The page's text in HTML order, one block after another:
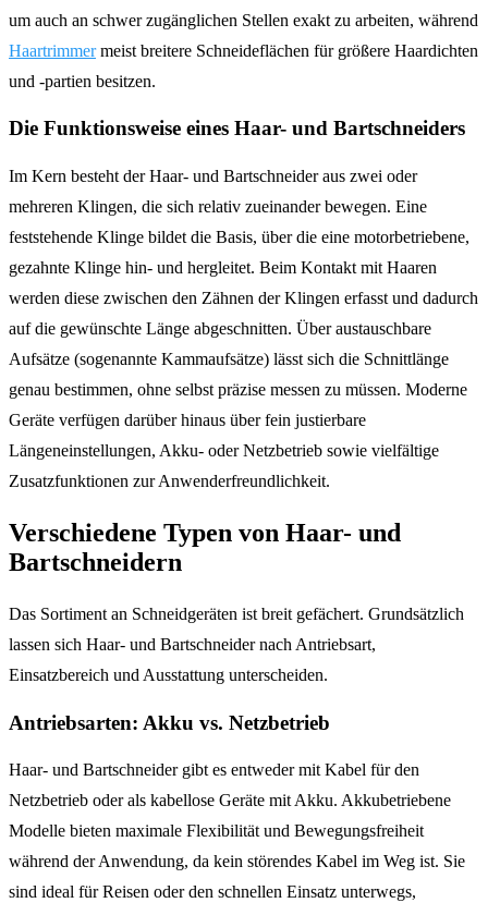
um auch an schwer zugänglichen Stellen exakt zu arbeiten, während
Haartrimmermeist breitere Schneideflächen für größere Haardichten
und -partien besitzen.
Die Funktionsweise eines Haar- und Bartschneiders
Im Kern besteht der Haar- und Bartschneider aus zwei oder
mehreren Klingen, die sich relativ zueinander bewegen. Eine
feststehende Klinge bildet die Basis, über die eine motorbetriebene,
gezahnte Klinge hin- und hergleitet. Beim Kontakt mit Haaren
werden diese zwischen den Zähnen der Klingen erfasst und dadurch
auf die gewünschte Länge abgeschnitten. Über austauschbare
Aufsätze (sogenannte Kammaufsätze) lässt sich die Schnittlänge
genau bestimmen, ohne selbst präzise messen zu müssen. Moderne
Geräte verfügen darüber hinaus über fein justierbare
Längeneinstellungen, Akku- oder Netzbetrieb sowie vielfältige
Zusatzfunktionen zur Anwenderfreundlichkeit.
Verschiedene Typen von Haar- und
Bartschneidern
Das Sortiment an Schneidgeräten ist breit gefächert. Grundsätzlich
lassen sich Haar- und Bartschneider nach Antriebsart,
Einsatzbereich und Ausstattung unterscheiden.
Antriebsarten: Akku vs. Netzbetrieb
Haar- und Bartschneider gibt es entweder mit Kabel für den
Netzbetrieb oder als kabellose Geräte mit Akku. Akkubetriebene
Modelle bieten maximale Flexibilität und Bewegungsfreiheit
während der Anwendung, da kein störendes Kabel im Weg ist. Sie
sind ideal für Reisen oder den schnellen Einsatz unterwegs,